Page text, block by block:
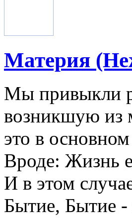
Материя
Мы привыкли
возникшую из
это в
Вроде: Жизнь
И в этом
Бытие, Бытие -